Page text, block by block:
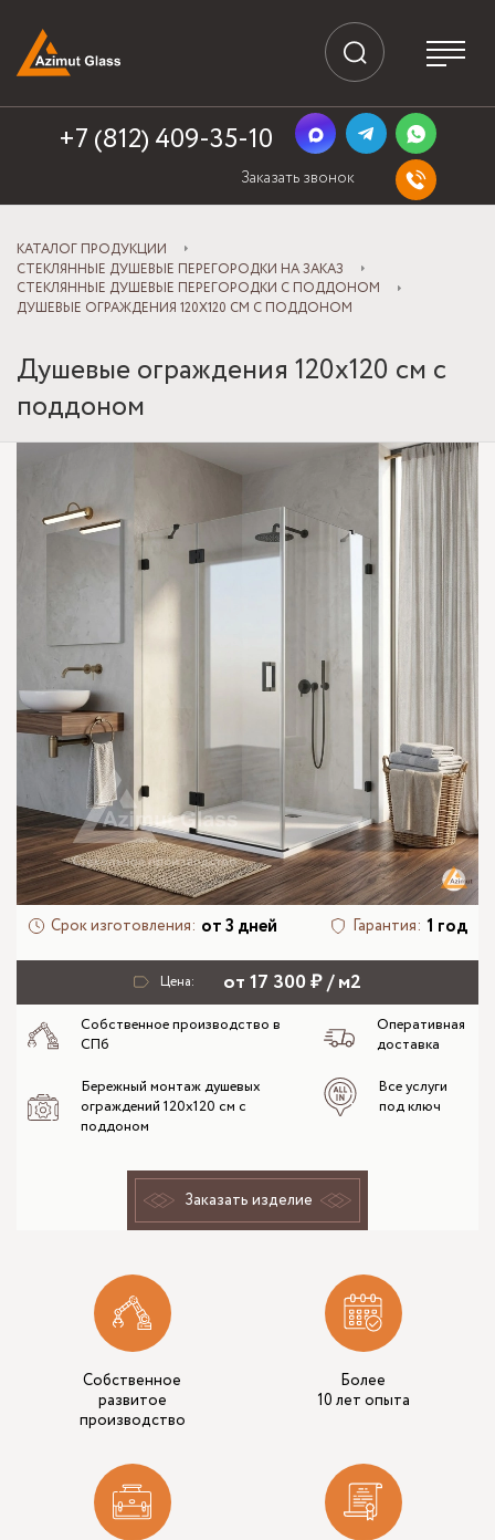
+7 (812) 409-35-10
Заказать звонок
КАТАЛОГ ПРОДУКЦИИ
СТЕКЛЯННЫЕ ДУШЕВЫЕ ПЕРЕГОРОДКИ НА ЗАКАЗ
СТЕКЛЯННЫЕ ДУШЕВЫЕ ПЕРЕГОРОДКИ С ПОДДОНОМ
ДУШЕВЫЕ ОГРАЖДЕНИЯ 120Х120 СМ С ПОДДОНОМ
Душевые ограждения 120х120 см с
поддоном
Срок изготовления: от 3 дней Гарантия: 1 год
Цена: от 17 300 ₽ / м2
Собственное производство в
СПб
Оперативная
доставка
Бережный монтаж душевых
ограждений 120х120 см с
поддоном
Все услуги
под ключ
Заказать изделие
Собственное
развитое
производство
Более
10 лет опыта